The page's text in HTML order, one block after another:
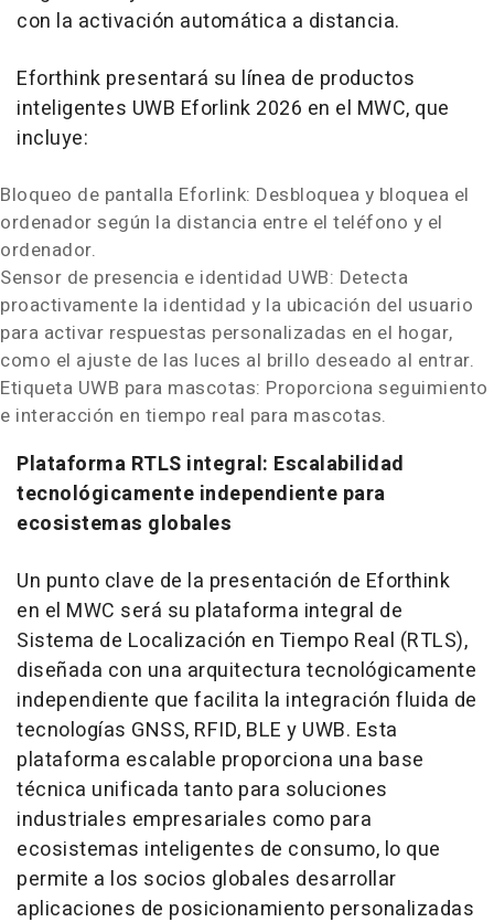
con la activación automática a distancia.
Eforthink presentará su línea de productos
inteligentes UWB Eforlink 2026 en el MWC, que
incluye:
Bloqueo de pantalla Eforlink: Desbloquea y bloquea el
ordenador según la distancia entre el teléfono y el
ordenador.
Sensor de presencia e identidad UWB: Detecta
proactivamente la identidad y la ubicación del usuario
para activar respuestas personalizadas en el hogar,
como el ajuste de las luces al brillo deseado al entrar.
Etiqueta UWB para mascotas: Proporciona seguimiento
e interacción en tiempo real para mascotas.
Plataforma RTLS integral: Escalabilidad
tecnológicamente independiente para
ecosistemas globales
Un punto clave de la presentación de Eforthink
en el MWC será su plataforma integral de
Sistema de Localización en Tiempo Real (RTLS),
diseñada con una arquitectura tecnológicamente
independiente que facilita la integración fluida de
tecnologías GNSS, RFID, BLE y UWB. Esta
plataforma escalable proporciona una base
técnica unificada tanto para soluciones
industriales empresariales como para
ecosistemas inteligentes de consumo, lo que
permite a los socios globales desarrollar
aplicaciones de posicionamiento personalizadas